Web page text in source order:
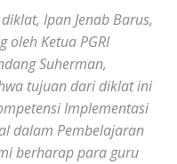
Ipan Jenab Barus,
oleh Ketua PGRI
Suherman,
tujuan dari diklat ini
Implementasi
dalam Pembelajaran
berharap para guru